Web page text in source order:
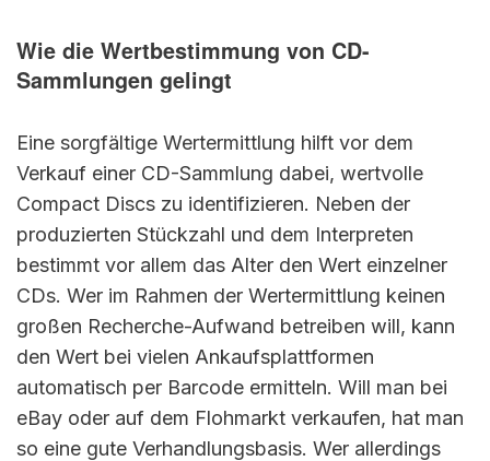
Wie die Wertbestimmung von CD-
Sammlungen gelingt
Eine sorgfältige Wertermittlung hilft vor dem
Verkauf einer CD-Sammlung dabei, wertvolle
Compact Discs zu identifizieren. Neben der
produzierten Stückzahl und dem Interpreten
bestimmt vor allem das Alter den Wert einzelner
CDs. Wer im Rahmen der Wertermittlung keinen
großen Recherche-Aufwand betreiben will, kann
den Wert bei vielen Ankaufsplattformen
automatisch per Barcode ermitteln. Will man bei
eBay oder auf dem Flohmarkt verkaufen, hat man
so eine gute Verhandlungsbasis. Wer allerdings